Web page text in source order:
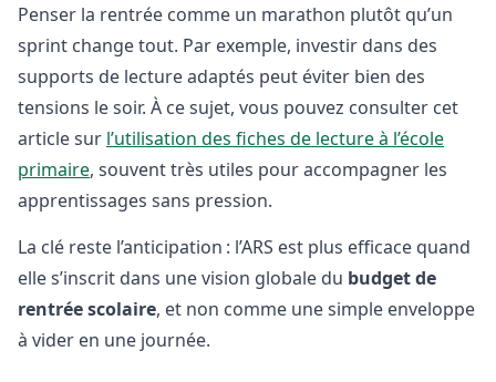
Penser la rentrée comme un marathon plutôt qu’un
sprint change tout. Par exemple, investir dans des
supports de lecture adaptés peut éviter bien des
tensions le soir. À ce sujet, vous pouvez consulter cet
article sur l’utilisation des fiches de lecture à l’école
primaire, souvent très utiles pour accompagner les
apprentissages sans pression.
La clé reste l’anticipation : l’ARS est plus efficace quand
elle s’inscrit dans une vision globale du budget de
rentrée scolaire, et non comme une simple enveloppe
à vider en une journée.